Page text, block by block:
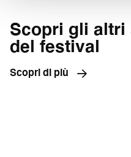
Scopri gli altri
del festival
Scopri di più